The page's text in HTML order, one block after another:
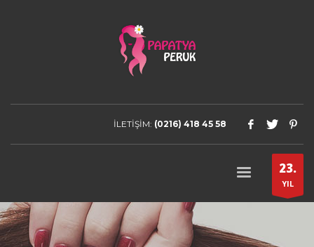
İLETİŞİM: (0216) 418 45 58
23.
YIL